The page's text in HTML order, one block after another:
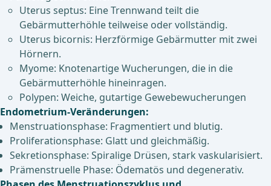
Uterus septus: Eine Trennwand teilt die
Gebärmutterhöhle teilweise oder vollständig.
Uterus bicornis: Herzförmige Gebärmutter mit zwei
Hörnern.
Myome: Knotenartige Wucherungen, die in die
Gebärmutterhöhle hineinragen.
Polypen: Weiche, gutartige Gewebewucherungen
Endometrium-Veränderungen:
Menstruationsphase: Fragmentiert und blutig.
Proliferationsphase: Glatt und gleichmäßig.
Sekretionsphase: Spiralige Drüsen, stark vaskularisiert.
Prämenstruelle Phase: Ödematös und degenerativ.